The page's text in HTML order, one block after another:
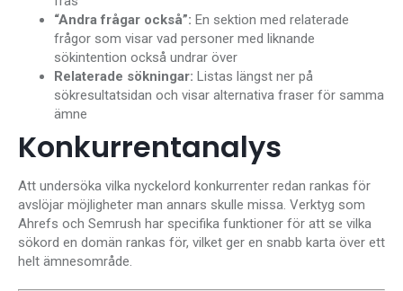
“Andra frågar också”: En sektion med relaterade
frågor som visar vad personer med liknande
sökintention också undrar över
Relaterade sökningar: Listas längst ner på
sökresultatsidan och visar alternativa fraser för samma
ämne
Konkurrentanalys
Att undersöka vilka nyckelord konkurrenter redan rankas för
avslöjar möjligheter man annars skulle missa. Verktyg som
Ahrefs och Semrush har specifika funktioner för att se vilka
sökord en domän rankas för, vilket ger en snabb karta över ett
helt ämnesområde.